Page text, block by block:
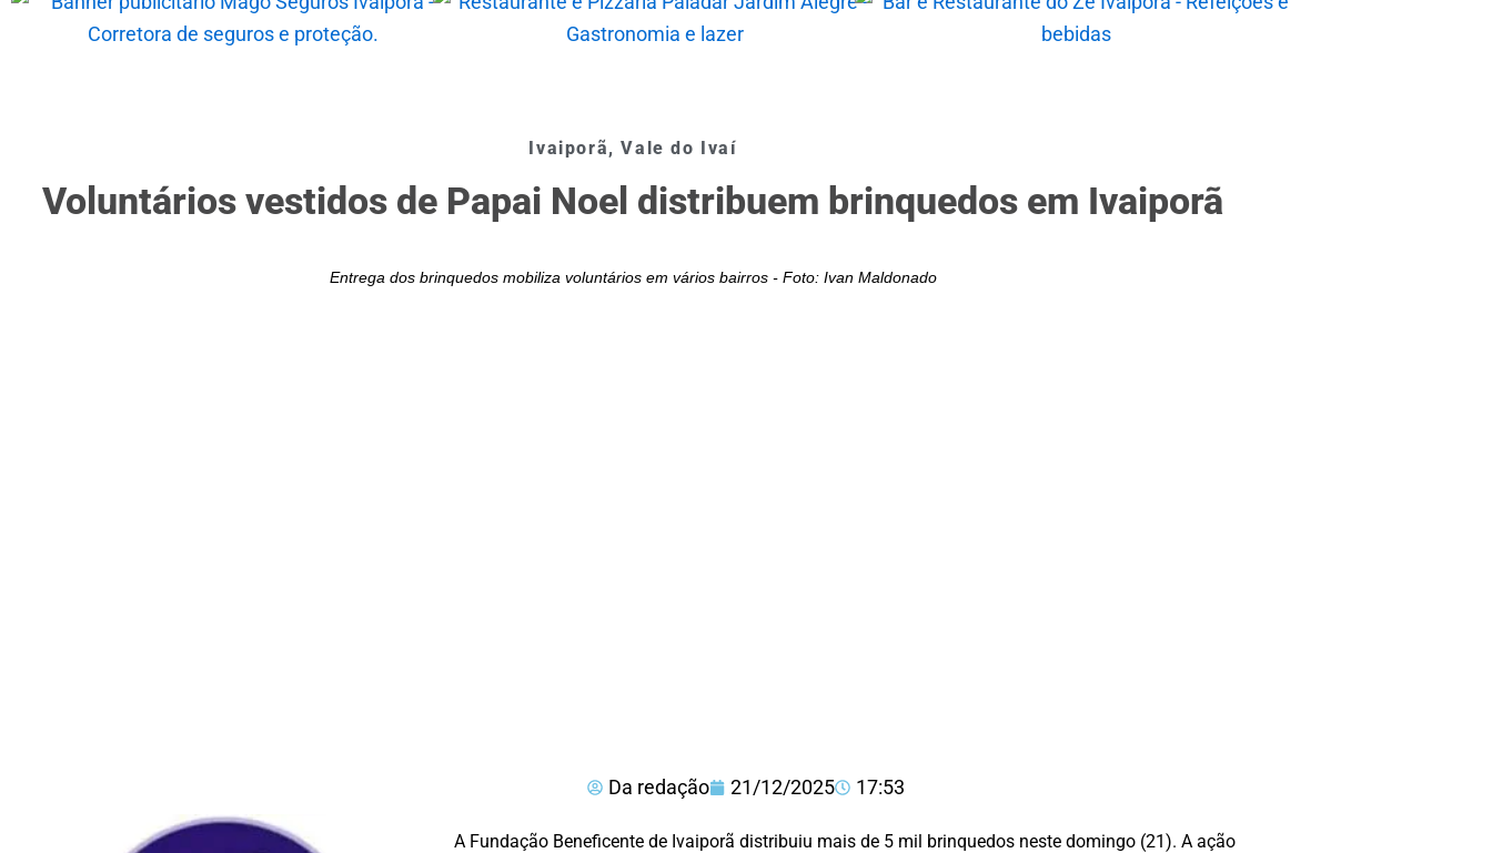
Ivaiporã,Vale do Ivaí
Voluntários vestidos de Papai Noel distribuem brinquedos em Ivaiporã
Entrega dos brinquedos mobiliza voluntários em vários bairros - Foto: Ivan Maldonado
Da redação 21/12/2025 17:53
A Fundação Beneficente de Ivaiporã distribuiu mais de 5 mil brinquedos neste domingo (21). A ação